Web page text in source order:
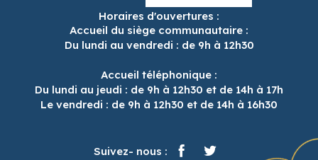
Horaires d'ouvertures :
Accueil du siège communautaire :
Du lundi au vendredi : de 9h à 12h30
Accueil téléphonique :
Du lundi au jeudi : de 9h à 12h30 et de 14h à 17h
Le vendredi : de 9h à 12h30 et de 14h à 16h30
Suivez- nous :